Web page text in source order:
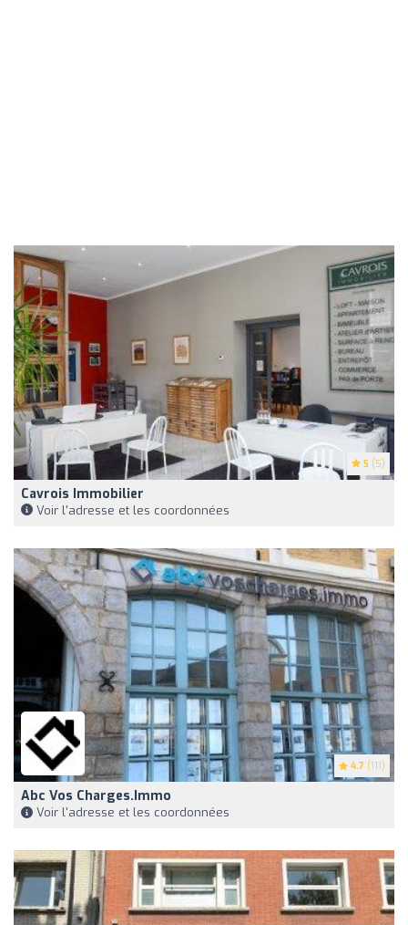
5 (5)
Cavrois Immobilier
Voir l'adresse et les coordonnées
4.7 (111)
Abc Vos Charges.immo
Voir l'adresse et les coordonnées